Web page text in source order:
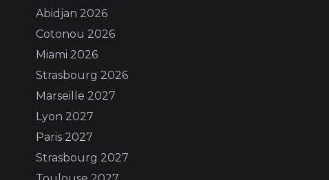
Abidjan 2026
Cotonou 2026
Miami 2026
Strasbourg 2026
Marseille 2027
Lyon 2027
Paris 2027
Strasbourg 2027